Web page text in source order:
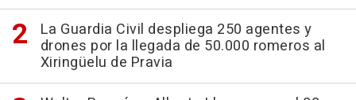
La Guardia Civil despliega 250 agentes y
drones por la llegada de 50.000 romeros al
Xiringüelu de Pravia